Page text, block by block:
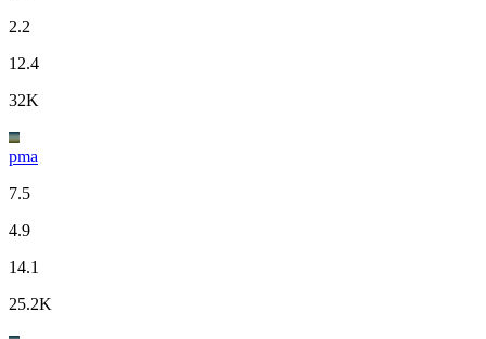
2.2
12.4
32K
pma
7.5
4.9
14.1
25.2K